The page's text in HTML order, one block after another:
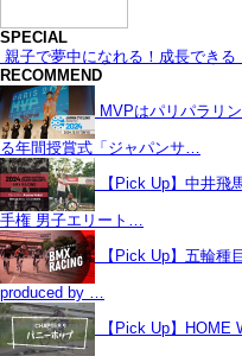
SPECIAL
親子で夢中になれる！成長でき
RECOMMEND
MVPはパリパラリ
る年間授賞式「ジャパンサ…
【Pick Up】中井飛
手権 男子エリート…
【Pick Up】五輪
produced by …
【Pick Up】